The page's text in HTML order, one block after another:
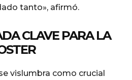
tanto», afirmó.
CLAVE PARA LA
vislumbra como crucial